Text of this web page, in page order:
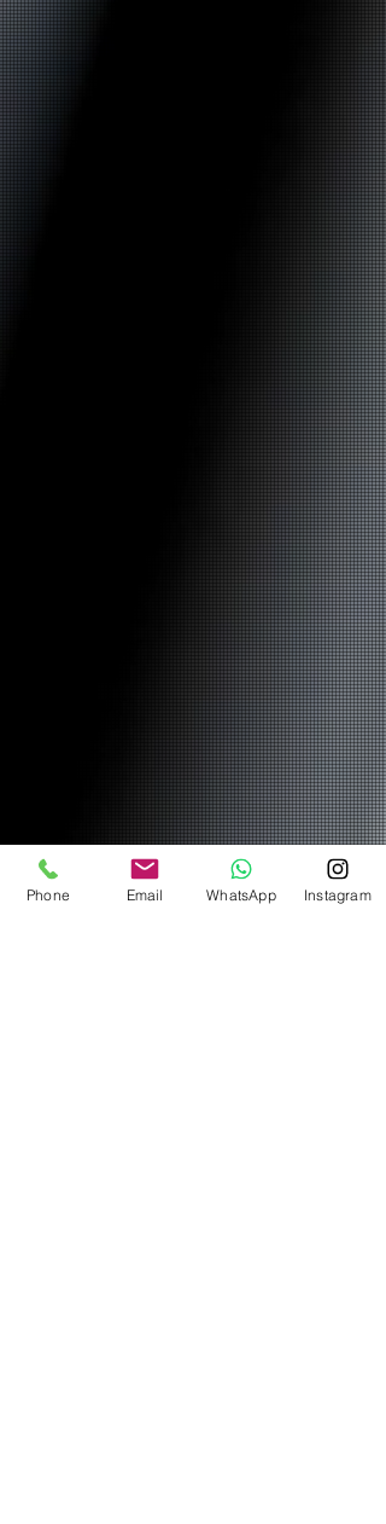
Phone Email WhatsApp Instagram